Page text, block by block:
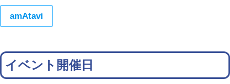
amAtavi
イベント開催日